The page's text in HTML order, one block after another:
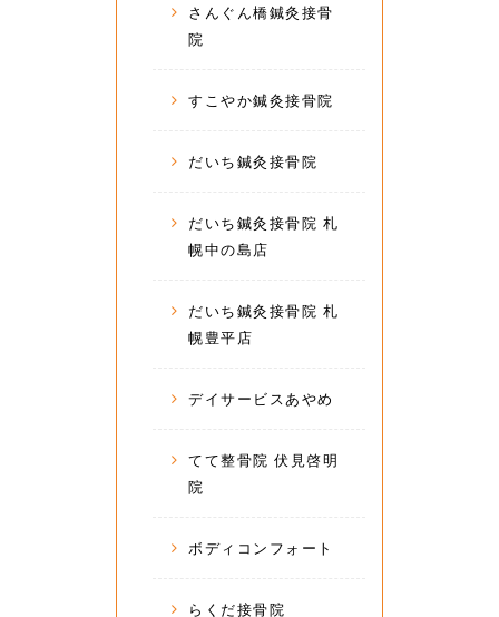
さんぐん橋鍼灸接骨
院
すこやか鍼灸接骨院
だいち鍼灸接骨院
だいち鍼灸接骨院 札
幌中の島店
だいち鍼灸接骨院 札
幌豊平店
デイサービスあやめ
てて整骨院 伏見啓明
院
ボディコンフォート
らくだ接骨院